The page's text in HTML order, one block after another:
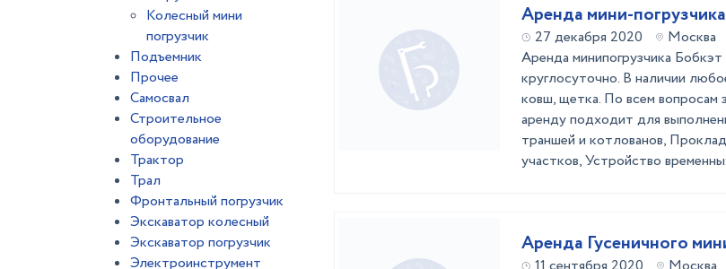
Колесный мини
погрузчик
Подъемник
Прочее
Самосвал
Строительное
оборудование
Трактор
Трал
Фронтальный погрузчик
Экскаватор колесный
Экскаватор погрузчик
Электроинструмент
Аренда мини-
27 декабря 2020
Москва
Аренда минипогрузчика
круглосуточно. В наличии
ковш, щетка. По всем вопросам
аренду подходит для
траншей и котлованов,
участков, Устройство
Аренда Гусеничного